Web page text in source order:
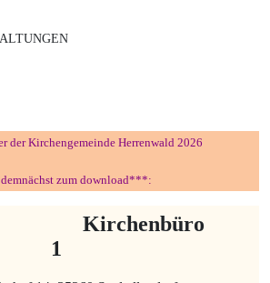
der Kirchengemeinde Herrenwald 2026
zum download***:
1